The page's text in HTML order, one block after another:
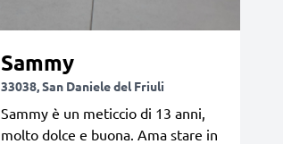
Sammy
33038, San Daniele del Friuli
Sammy è un meticcio di 13 anni,
molto dolce e buona. Ama stare in